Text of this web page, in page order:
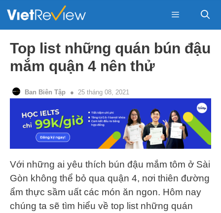
Menu
Top list những quán bún đậu
mắm quận 4 nên thử
Ban Biên Tập 25 tháng 08, 2021
Với những ai yêu thích bún đậu mắm tôm ở Sài
Gòn không thể bỏ qua quận 4, nơi thiên đường
ẩm thực sầm uất các món ăn ngon. Hôm nay
chúng ta sẽ tìm hiểu về top list những quán